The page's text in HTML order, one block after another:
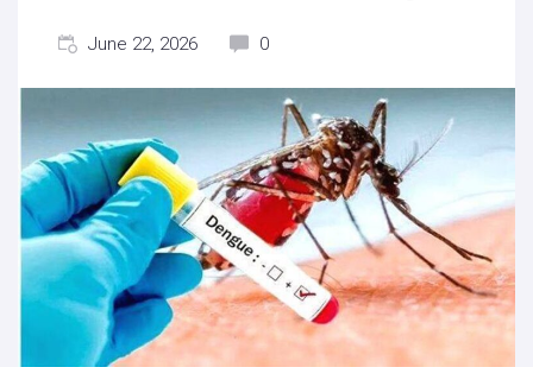
June 22, 2026 0